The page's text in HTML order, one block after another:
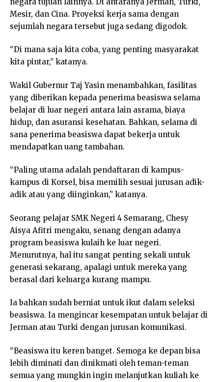
Mesir, dan Cina. Proyeksi kerja sama dengan
sejumlah negara tersebut juga sedang digodok.
“Di mana saja kita coba, yang penting masyarakat
kita pintar,” katanya.
Wakil Gubernur Taj Yasin menambahkan, fasilitas
yang diberikan kepada penerima beasiswa selama
belajar di luar negeri antara lain asrama, biaya
hidup, dan asuransi kesehatan. Bahkan, selama di
sana penerima beasiswa dapat bekerja untuk
mendapatkan uang tambahan.
“Paling utama adalah pendaftaran di kampus-
kampus di Korsel, bisa memilih sesuai jurusan adik-
adik atau yang diinginkan,” katanya.
Seorang pelajar SMK Negeri 4 Semarang, Chesy
Aisya Afitri mengaku, senang dengan adanya
program beasiswa kulaih ke luar negeri.
Menurutnya, hal itu sangat penting sekali untuk
generasi sekarang, apalagi untuk mereka yang
berasal dari keluarga kurang mampu.
Ia bahkan sudah berniat untuk ikut dalam seleksi
beasiswa. Ia mengincar kesempatan untuk belajar di
Jerman atau Turki dengan jurusan komunikasi.
“Beasiswa itu keren banget. Semoga ke depan bisa
lebih diminati dan dinikmati oleh teman-teman
semua yang mungkin ingin melanjutkan kuliah ke